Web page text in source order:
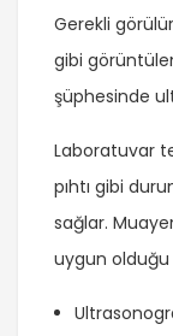
Gerekli
gibi
şüphesinde
Laboratuvar
pıhtı gibi
sağlar.
uygun olduğu